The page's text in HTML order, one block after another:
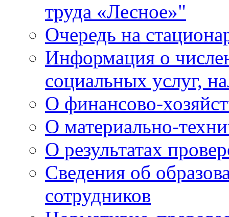
труда «Лесное»"
Очередь на
Информация о
социальных услуг,
О финансово-
О материально-
О результатах
Сведения об
сотрудников